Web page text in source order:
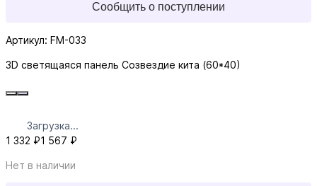
Сообщить о поступлении
Артикул: FM-033
3D светящаяся панель Созвездие кита (60*40)
Загрузка...
1 332 ₽1 567 ₽
Нет в наличии